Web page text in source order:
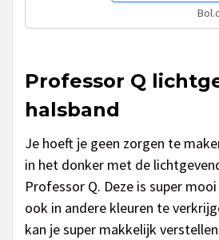
Professor Q
halsband
Je hoeft je geen zorgen te
in het donker met de
Professor Q. Deze is super
ook in andere kleuren te
kan je super makkelijk